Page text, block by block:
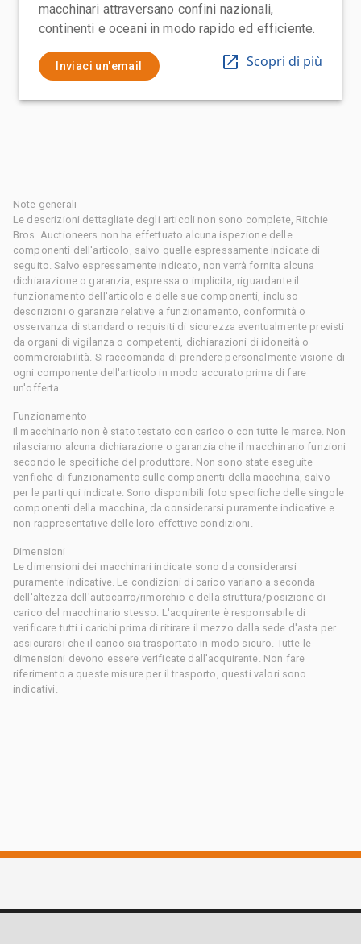
macchinari attraversano confini nazionali,
continenti e oceani in modo rapido ed efficiente.
Inviaci un'email Scopri di più
Note generali
Le descrizioni dettagliate degli articoli non sono complete, Ritchie
Bros. Auctioneers non ha effettuato alcuna ispezione delle
componenti dell'articolo, salvo quelle espressamente indicate di
seguito. Salvo espressamente indicato, non verrà fornita alcuna
dichiarazione o garanzia, espressa o implicita, riguardante il
funzionamento dell'articolo e delle sue componenti, incluso
descrizioni o garanzie relative a funzionamento, conformità o
osservanza di standard o requisiti di sicurezza eventualmente previsti
da organi di vigilanza o competenti, dichiarazioni di idoneità o
commerciabilità. Si raccomanda di prendere personalmente visione di
ogni componente dell'articolo in modo accurato prima di fare
un'offerta.
Funzionamento
Il macchinario non è stato testato con carico o con tutte le marce. Non
rilasciamo alcuna dichiarazione o garanzia che il macchinario funzioni
secondo le specifiche del produttore. Non sono state eseguite
verifiche di funzionamento sulle componenti della macchina, salvo
per le parti qui indicate. Sono disponibili foto specifiche delle singole
componenti della macchina, da considerarsi puramente indicative e
non rappresentative delle loro effettive condizioni.
Dimensioni
Le dimensioni dei macchinari indicate sono da considerarsi
puramente indicative. Le condizioni di carico variano a seconda
dell'altezza dell'autocarro/rimorchio e della struttura/posizione di
carico del macchinario stesso. L'acquirente è responsabile di
verificare tutti i carichi prima di ritirare il mezzo dalla sede d'asta per
assicurarsi che il carico sia trasportato in modo sicuro. Tutte le
dimensioni devono essere verificate dall'acquirente. Non fare
riferimento a queste misure per il trasporto, questi valori sono
indicativi.